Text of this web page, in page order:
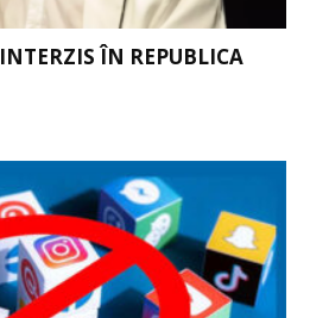
ÎN REPUBLICA